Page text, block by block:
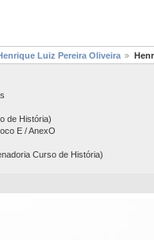
Luiz Pereira Oliveira
de História)
E / AnexO
Curso de História)